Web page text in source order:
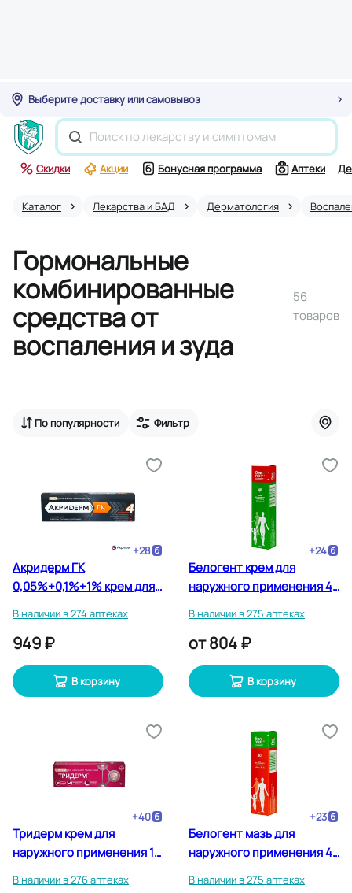
Выберите доставку или самовывоз
Скидки Акции Бонусная программа Аптеки
Каталог Лекарства и БАД Дерматология
Гормональные
комбинированные
средства от
воспаления и зуда
56
товаров
По популярности Фильтр
+28
Акридерм ГК
0,05%+0,1%+1% крем для
г
В наличии в 274 аптеках
949 ₽
В корзину
+24
Белогент крем для
наружного применения 40
В наличии в 275 аптеках
от804 ₽
В корзину
+40
Тридерм крем для
наружного применения 15
В наличии в 276 аптеках
+23
Белогент мазь для
наружного применения 40
В наличии в 275 аптеках